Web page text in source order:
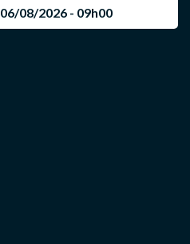
06/08/2026 - 09h00